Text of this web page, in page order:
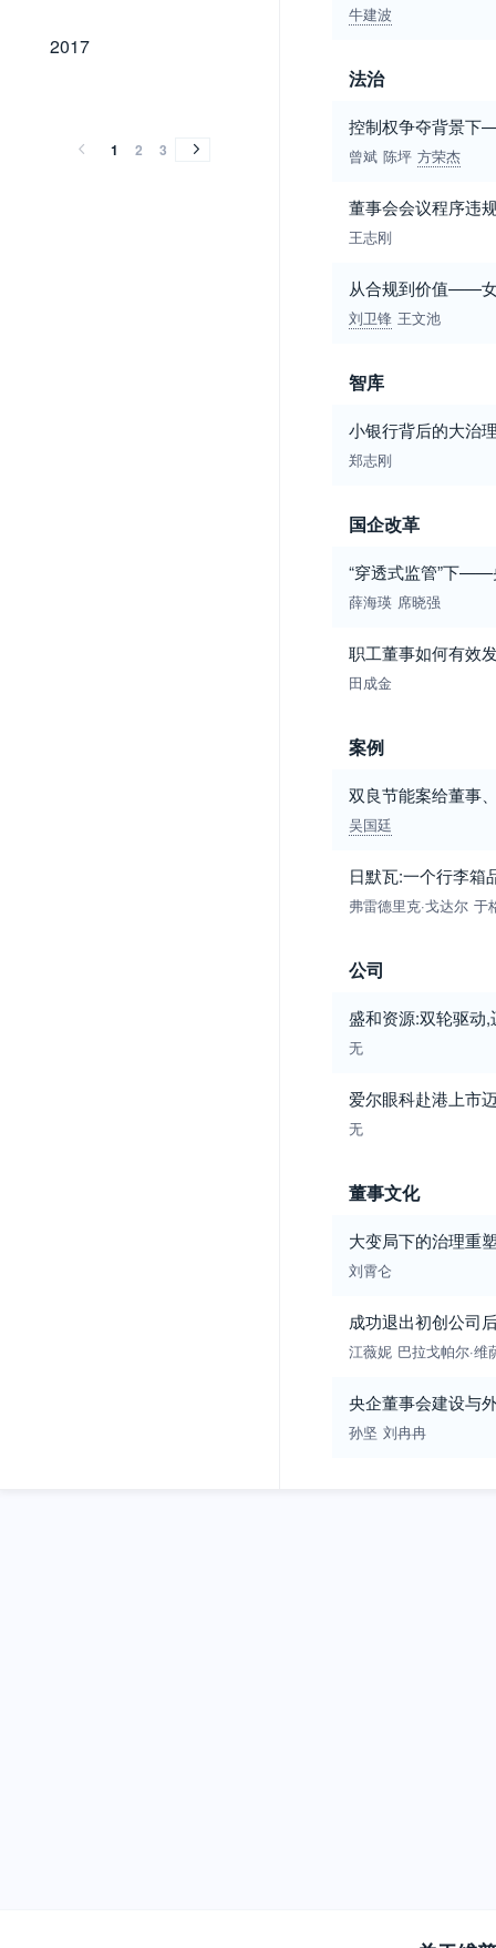
2017
2017
1 2 3
牛建波
法治
控制权争夺背景下
曾斌 陈坪 方荣杰
董事会会议程序违
王志刚
从合规到价值——
刘卫锋 王文池
智库
小银行背后的大治
郑志刚
国企改革
“穿透式监管”下——
薛海瑛 席晓强
职工董事如何有效
田成金
案例
双良节能案给董事
吴国廷
日默瓦:一个行李箱
弗雷德里克·戈达尔 于
公司
盛和资源:双轮驱动
无
爱尔眼科赴港上市
无
董事文化
大变局下的治理重
刘霄仑
成功退出初创公司
江薇妮 巴拉戈帕尔·维
央企董事会建设与
孙坚 刘冉冉